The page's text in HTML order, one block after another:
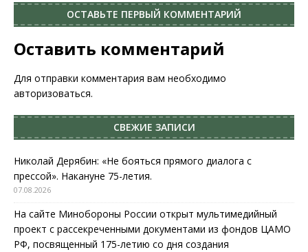
ОСТАВЬТЕ ПЕРВЫЙ КОММЕНТАРИЙ
Оставить комментарий
Для отправки комментария вам необходимо
авторизоваться.
СВЕЖИЕ ЗАПИСИ
Николай Дерябин: «Не бояться прямого диалога с
прессой». Накануне 75-летия.
07.08.2026
На сайте Минобороны России открыт мультимедийный
проект с рассекреченными документами из фондов ЦАМО
РФ, посвященный 175-летию со дня создания